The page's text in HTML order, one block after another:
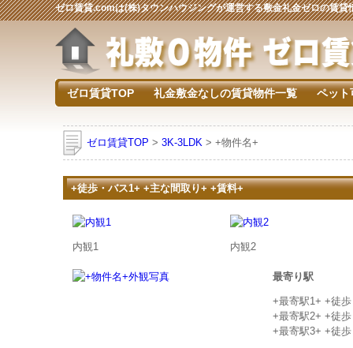
ゼロ賃貸.comは(株)タウンハウジングが運営する敷金礼金ゼロの賃貸
ゼロ賃貸TOP 礼金敷金なしの賃貸物件一覧 ペット
ゼロ賃貸TOP > 3K-3LDK > +物件名+
+徒歩・バス1+ +主な間取り+ +賃料+
内観1 内観2
最寄り駅
+最寄駅1+ +徒
+最寄駅2+ +徒
+最寄駅3+ +徒